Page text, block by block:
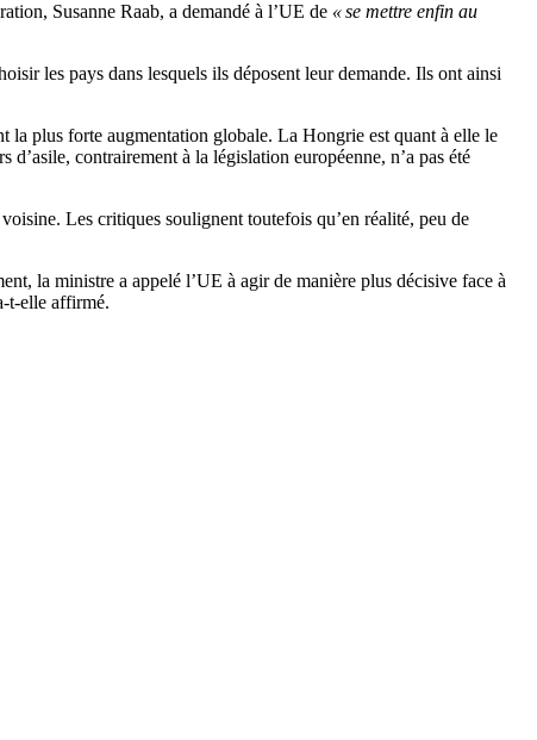
Susanne Raab, a demandé à l’UE de « se mettre enfin au
les pays dans lesquels ils déposent leur demande. Ils ont ainsi
la plus forte augmentation globale. La Hongrie est quant à elle le
contrairement à la législation européenne, n’a pas été
Les critiques soulignent toutefois qu’en réalité, peu de
la ministre a appelé l’UE à agir de manière plus décisive face à
t-elle affirmé.